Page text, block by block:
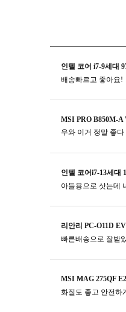
인텔 코어 i7-9세대
배송빠르고 좋아요!
MSI PRO B850M-A
우와 이거 정말 좋다
인텔 코어i7-13세대
아들용으로 삿는데
리안리 PC-O11D
빠른배송으로 잘받
MSI MAG 275QF
화질도 좋고 안전하